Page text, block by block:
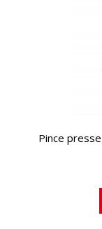
Pince